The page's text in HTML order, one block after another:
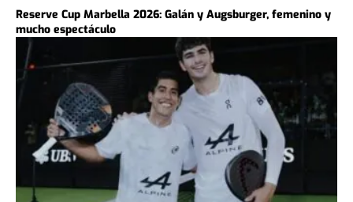
Reserve Cup Marbella 2026: Galán y Augsburger, femenino y
mucho espectáculo